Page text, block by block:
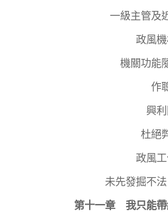
一級主管及
政風
機關功能
作
興
杜絕
政風
未先發掘不
第十一章 我只能帶